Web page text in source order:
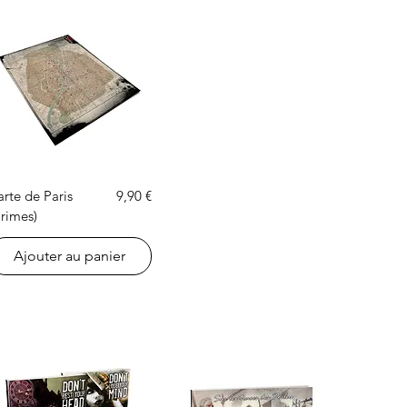
Aperçu rapide
de Paris
Prix
9,90 €
Ajouter au panier